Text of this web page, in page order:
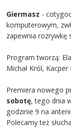
Giermasz -
komputerowym,
zapewnia rozrywkę
Program tworzą:
Michał Król,
Premiera nowego
sobotę, tego dnia
godzinie 9 na
Polecamy też